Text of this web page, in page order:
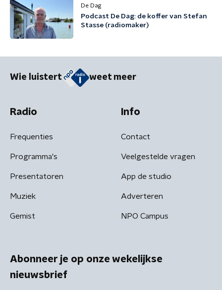
De Dag
Podcast De Dag: de koffer van Stefan
Stasse (radiomaker)
Wie luistert weet meer
Radio
Frequenties
Programma's
Presentatoren
Muziek
Gemist
Info
Contact
Veelgestelde vragen
App de studio
Adverteren
NPO Campus
Abonneer je op onze wekelijkse
nieuwsbrief